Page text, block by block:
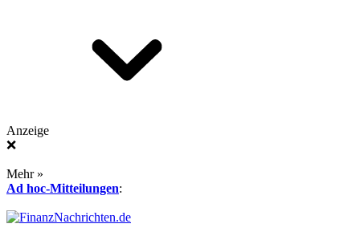
Anzeige
❌
Mehr »
Ad hoc-Mitteilungen: